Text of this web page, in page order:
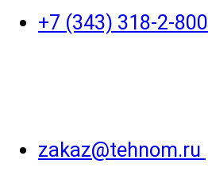
+7 (343) 318-2-800
zakaz@tehnom.ru